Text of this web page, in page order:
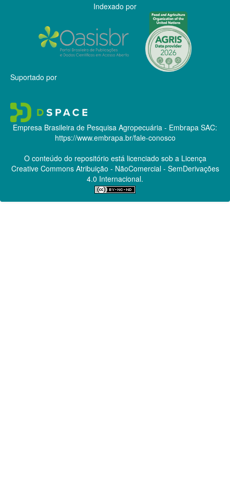
Indexado por
Suportado por
Empresa Brasileira de Pesquisa Agropecuária - Embrapa SAC:
https://www.embrapa.br/fale-conosco
O conteúdo do repositório está licenciado sob a Licença
Creative CommonsAtribuição - NãoComercial - SemDerivações
4.0 Internacional.